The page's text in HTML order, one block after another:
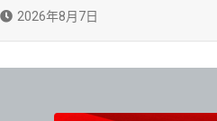
2026年8月7日